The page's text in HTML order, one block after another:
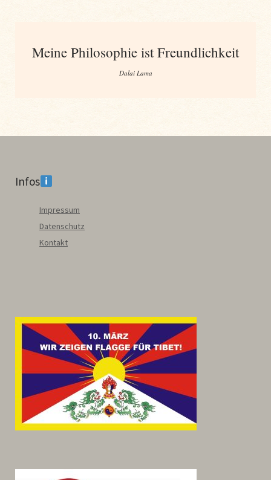
Meine Philosophie ist Freundlichkeit
Dalai Lama
Infos
Impressum
Datenschutz
Kontakt